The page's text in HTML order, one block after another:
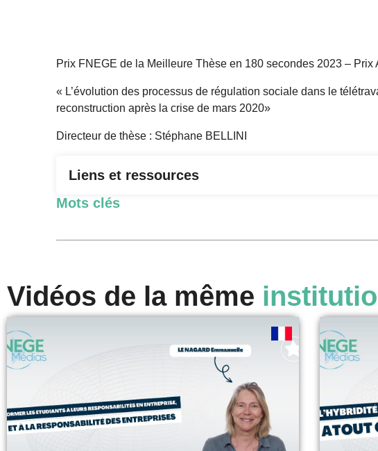
Prix FNEGE de la Meilleure Thèse en 180 secondes 2023 – Prix
« L’évolution des processus de régulation sociale dans le
reconstruction après la crise de mars 2020»
Directeur de thèse : Stéphane BELLINI
Liens et ressources
Mots clés
Vidéos de la même